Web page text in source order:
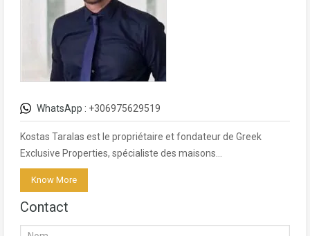
WhatsApp : +306975629519
Kostas Taralas est le propriétaire et fondateur de Greek
Exclusive Properties, spécialiste des maisons…
Know More
Contact